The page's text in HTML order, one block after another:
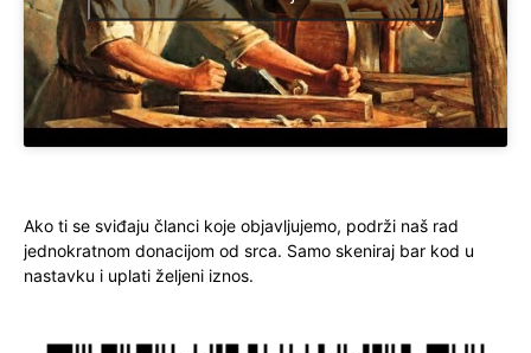
Ako ti se sviđaju članci koje objavljujemo, podrži naš rad
jednokratnom donacijom od srca. Samo skeniraj bar kod u
nastavku i uplati željeni iznos.